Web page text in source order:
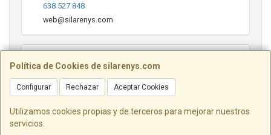
Política de Cookies de silarenys.com
Configurar Rechazar Aceptar Cookies
Utilizamos cookies propias y de terceros para mejorar nuestros
servicios.
638 527 848
web@silarenys.com
Horario
De lunes a viernes: Mañanas: de 10.00 a 13.30 horas Tardes
de 17.00 a 20.00 Horas / Sábados de 10.00 a 13.00 horas